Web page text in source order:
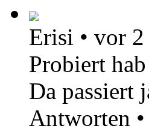
Erisi • vor 2
Probiert
Da passiert
Antworten •